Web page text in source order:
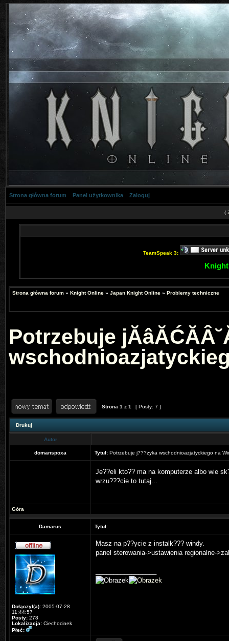
Strona główna forum Panel użytkownika Zaloguj
(
TeamSpeak 3:
Strona główna forum » Knight Online » Japan Knight Online » Problemy techniczne
Potrzebuje
Strona 1 z 1 [ Posty: 7 ]
Drukuj
Autor
domanspoxa Tytuł: Potrzebuje j???zyka wschodnioazjatyckiego na
Je??eli kto?? ma na komputerze albo wie
wrzu???cie to tutaj...
Góra
Damarus Tytuł:
Dołączył(a): 2005-07-28
11:44:57
Posty: 278
Lokalizacja: Ciechocinek
Płeć:
Masz na p??ycie z instalk??? windy.
panel sterowania->ustawienia regionalne-